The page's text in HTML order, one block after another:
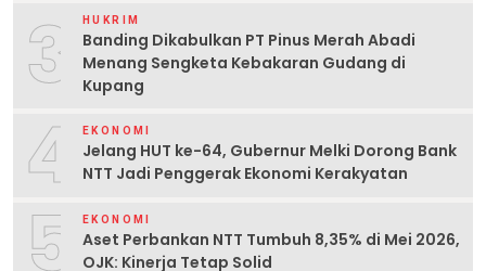
3 HUKRIM
Banding Dikabulkan PT Pinus Merah Abadi
Menang Sengketa Kebakaran Gudang di
Kupang
4 EKONOMI
Jelang HUT ke-64, Gubernur Melki Dorong Bank
NTT Jadi Penggerak Ekonomi Kerakyatan
5 EKONOMI
Aset Perbankan NTT Tumbuh 8,35% di Mei 2026,
OJK: Kinerja Tetap Solid